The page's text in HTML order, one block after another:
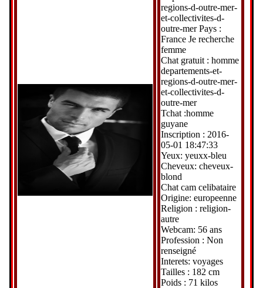
regions-d-outre-mer-
et-collectivites-d-
outre-mer Pays :
France Je recherche
femme
Chat gratuit : homme
departements-et-
regions-d-outre-mer-
et-collectivites-d-
outre-mer
Tchat :homme
guyane
Inscription : 2016-
05-01 18:47:33
Yeux: yeuxx-bleu
Cheveux: cheveux-
blond
Chat cam celibataire
Origine: europeenne
Religion : religion-
autre
Webcam: 56 ans
Profession : Non
renseigné
Interets: voyages
Tailles : 182 cm
Poids : 71 kilos